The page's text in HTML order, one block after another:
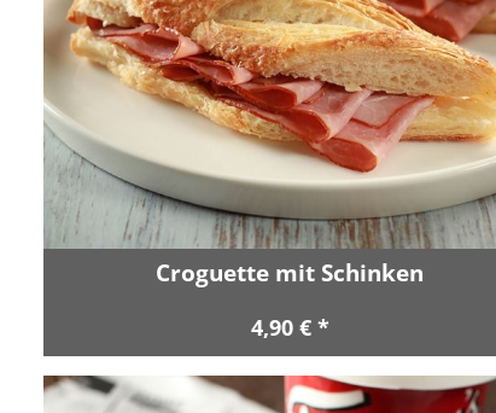
Croguette mit Schinken
4,90 € *